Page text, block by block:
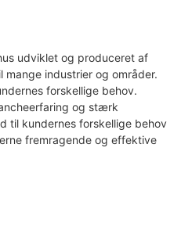
udviklet og produceret af
industrier og områder.
forskellige behov.
og stærk
til kundernes forskellige behov
fremragende og effektive